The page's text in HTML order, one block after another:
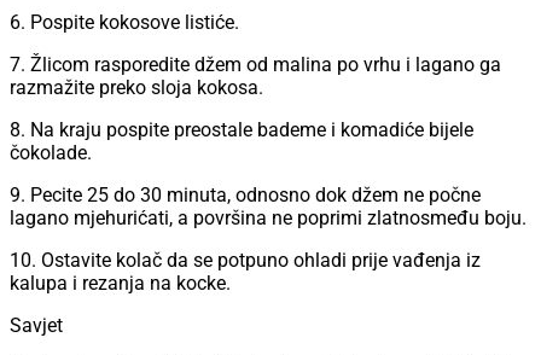
6. Pospite kokosove listiće.
7. Žlicom rasporedite džem od malina po vrhu i lagano ga
razmažite preko sloja kokosa.
8. Na kraju pospite preostale bademe i komadiće bijele
čokolade.
9. Pecite 25 do 30 minuta, odnosno dok džem ne počne
lagano mjehurićati, a površina ne poprimi zlatnosmeđu boju.
10. Ostavite kolač da se potpuno ohladi prije vađenja iz
kalupa i rezanja na kocke.
Savjet